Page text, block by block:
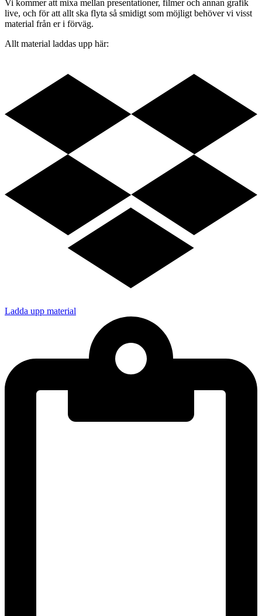
Vi kommer att mixa mellan presentationer, filmer och annan grafik
live, och för att allt ska flyta så smidigt som möjligt behöver vi visst
material från er i förväg.
Allt material laddas upp här:
Ladda upp material